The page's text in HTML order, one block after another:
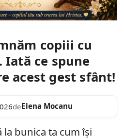
copiii cu
ce spune
acest gest sfânt!
deElena Mocanu
la bunica ta cum își